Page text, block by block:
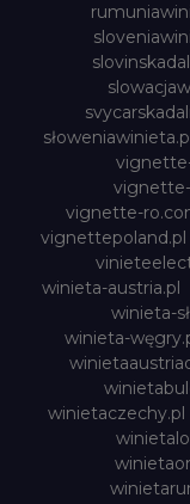
vignette-
vignettepoland.pl
winieta-austria.pl
winieta-
winieta-
winietaczechy.pl